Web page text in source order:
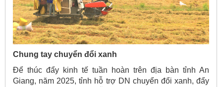
Chung tay chuyển đổi xanh
Để thúc đẩy kinh tế tuần hoàn trên địa bàn tỉnh An
Giang, năm 2025, tỉnh hỗ trợ DN chuyển đổi xanh, đẩy